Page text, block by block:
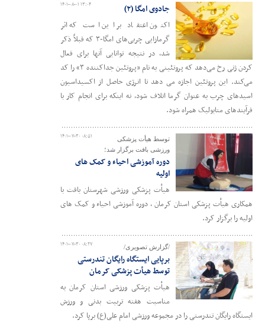
۱۴۰۱-۰۸-۰۱ ۱۳:۰۴ جادوی امگا (۲)
اکنون اعتقاد بر این است که اثر
گرمازایی چربی‌های امگا-۳ که قبلاً ذکر
شد، در نتیجه توانایی آنها برای فعال
کردن ژنی رخ می‌دهد که پروتئینی به نام «پروتئین جداکننده ۳» را کد
می‌کند. این پروتئین اجازه می دهد تا انرژی حاصل از اکسیداسیون
اسیدهای چرب به عنوان گرما اتلاف شود، نه اینکه برای انجام کار با
فرآیندهای متابولیک همراه شود.
۱۴۰۱-۰۷-۳۰ ۰۸:۵۱
توسط هیأت پزشکی
ورزشی بافت برگزار شد؛
دوره آموزشی احیاء و کمک های
اولیه
هیأت پزشکی ورزشی شهرستان بافت با
همکاری هیأت پزشکی استان کرمان ، دوره آموزشی احیاء و کمک های
اولیه را برگزار کرد.
۱۴۰۱-۰۷-۳۰ ۰۸:۲۷ /گزارش تصویری/
برپایی ایستگاه رایگان تندرستی
توسط هیأت پزشکی کرمان
هیأت پزشکی ورزشی استان کرمان به
مناسبت هفته تربیت بدنی و ورزش
ایستگاه رایگان تندرستی را در مجموعه ورزشی امام علی(ع) برپا کرد.